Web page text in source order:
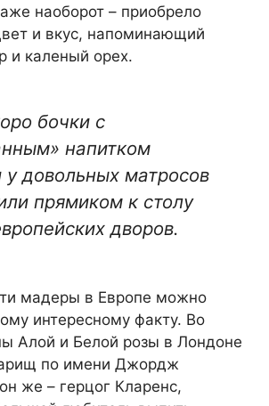
наоборот – приобрело
и вкус, напоминающий
и каленый орех.
бочки с
напитком
у довольных матросов
прямиком к столу
дворов.
мадеры в Европе можно
интересному факту. Во
Алой и Белой розы в Лондоне
по имени Джордж
же – герцог Кларенс,